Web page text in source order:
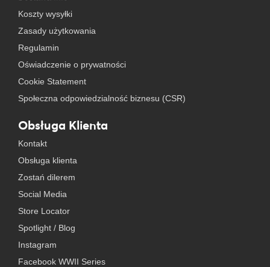
Koszty wysyłki
Zasady użytkowania
Regulamin
Oświadczenie o prywatności
Cookie Statement
Społeczna odpowiedzialność biznesu (CSR)
Obsługa Klienta
Kontakt
Obsługa klienta
Zostań dilerem
Social Media
Store Locator
Spotlight / Blog
Instagram
Facebook WWII Series